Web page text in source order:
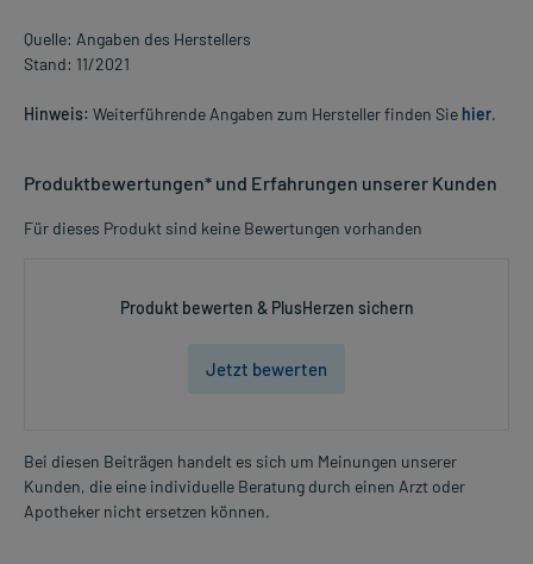
Quelle: Angaben des Herstellers
Stand: 11/2021
Hinweis: Weiterführende Angaben zum Hersteller finden Sie hier.
Produktbewertungen* und Erfahrungen unserer Kunden
Für dieses Produkt sind keine Bewertungen vorhanden
Produkt bewerten & PlusHerzen sichern
Jetzt bewerten
Bei diesen Beiträgen handelt es sich um Meinungen unserer
Kunden, die eine individuelle Beratung durch einen Arzt oder
Apotheker nicht ersetzen können.